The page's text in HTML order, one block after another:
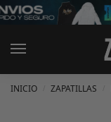
INICIO ZAPATILLAS